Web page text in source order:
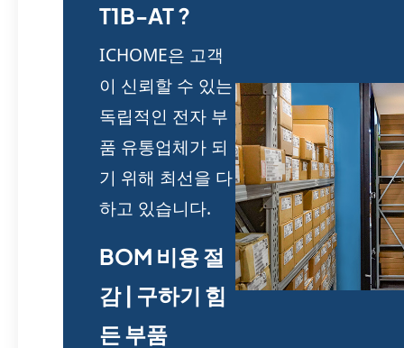
T1B-AT ?
ICHOME은 고객
이 신뢰할 수 있는
독립적인 전자 부
품 유통업체가 되
기 위해 최선을 다
하고 있습니다.
BOM 비용 절
감 | 구하기 힘
든 부품